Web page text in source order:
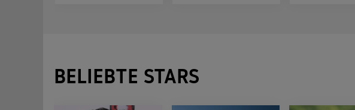
BELIEBTE STARS